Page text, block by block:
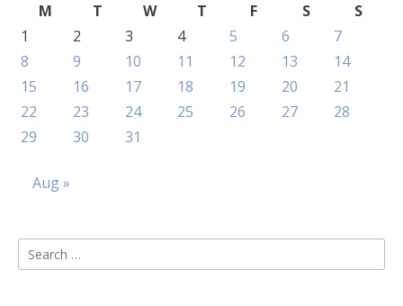
M
T W T F S
S
1
2 3 4 5 6
7
8
9 10 11 12 13
14
15
16 17 18 19 20
21
22
23 24 25 26 27
28
29
30 31
Aug »
Search
for: